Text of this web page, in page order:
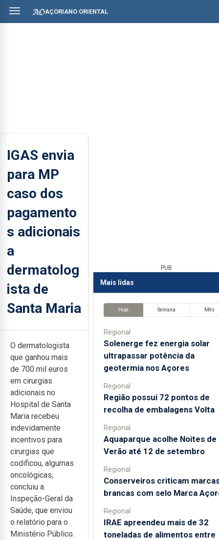
AÇORIANO ORIENTAL
IGAS envia
para MP
caso dos
pagamento
s adicionais
a
dermatolog
ista de
Santa Maria
O dermatologista
que ganhou mais
de 700 mil euros
em cirurgias
adicionais no
Hospital de Santa
Maria recebeu
indevidamente
incentivos para
cirurgias que
codificou, algumas
oncológicas,
concluiu a
Inspeção-Geral da
Saúde, que enviou
o relatório para o
Ministério Público.
PUB
Mais lidas
Hoje Semana Mês
Regional
Solenerge fez energia solar
ultrapassar potência da
geotermia nos Açores
Regional
Região possui 72 pontos de
recolha de embalagens Volta
Regional
Aquaparque acolhe Noites de
Verão até 12 de setembro
Regional
Conserveiros criticam
brancas com selo Marca
Regional
IRAE apreendeu mais de 32
toneladas de alimentos entre